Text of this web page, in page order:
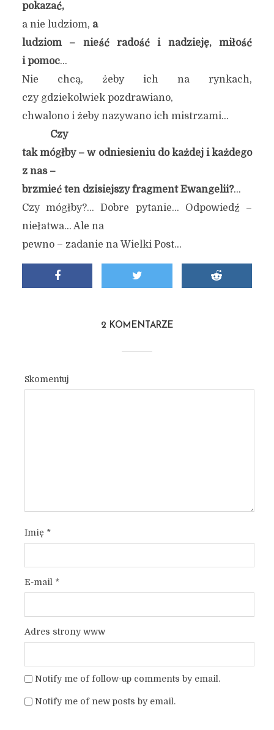
pokazać,
a nie ludziom, a
ludziom – nieść radość i nadzieję, miłość
i pomoc…
Nie chcą, żeby ich na rynkach,
czy gdziekolwiek pozdrawiano,
chwalono i żeby nazywano ich mistrzami…
Czy
tak mógłby – w odniesieniu do każdej i każdego
z nas –
brzmieć ten dzisiejszy fragment Ewangelii?…
Czy mógłby?… Dobre pytanie… Odpowiedź –
niełatwa… Ale na
pewno – zadanie na Wielki Post…
2 KOMENTARZE
Skomentuj
Imię *
E-mail *
Adres strony www
Notify me of follow-up comments by email.
Notify me of new posts by email.